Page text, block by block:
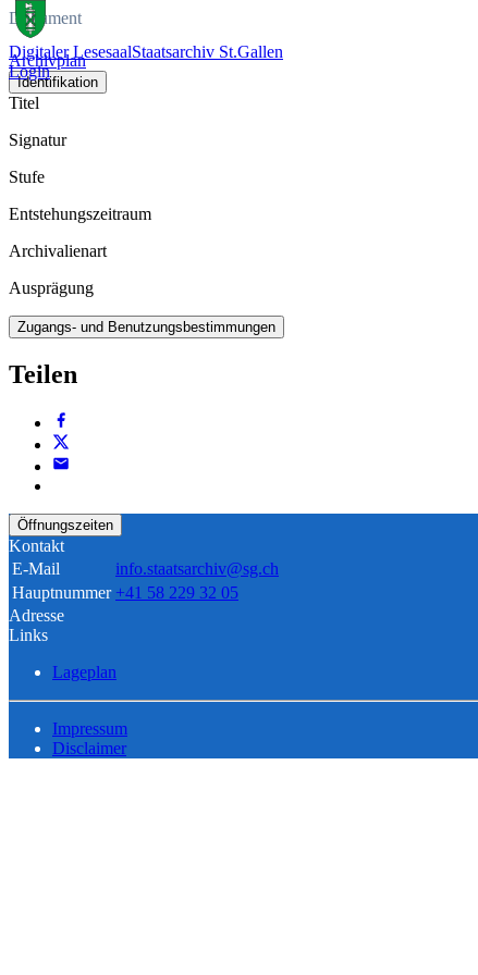
Digitaler LesesaalStaatsarchiv St.Gallen
Login
Dokument
Archivplan
Identifikation
Titel
Signatur
Stufe
Entstehungszeitraum
Archivalienart
Ausprägung
Zugangs- und Benutzungsbestimmungen
Teilen
Öffnungszeiten
Kontakt
E-Mail
info.staatsarchiv@sg.ch
Hauptnummer +41 58 229 32 05
Adresse
Links
Lageplan
Impressum
Disclaimer